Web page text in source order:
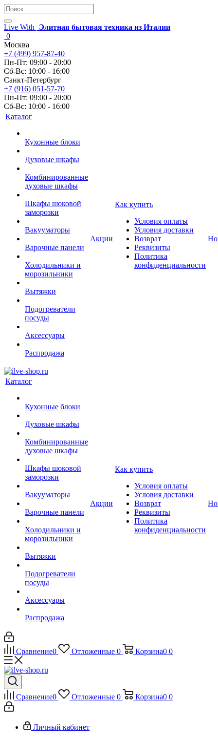
Live With
Элитная бытовая техника из Италии
0
Москва
+7 (499) 957-87-40
Пн-Пт: 09:00 - 20:00
Сб-Вс: 10:00 - 16:00
Санкт-Петербург
+7 (916) 051-57-70
Пн-Пт: 09:00 - 20:00
Сб-Вс: 10:00 - 16:00
Каталог
Кухонные блоки
Духовые шкафы
Комбинированные
духовые шкафы
Шкафы шоковой
заморозки
Вакууматоры
Варочные панели
Холодильники и
морозильники
Вытяжки
Подогреватели
посуды
Аксессуары
Распродажа
Акции
Как купить
Условия оплаты
Условия доставки
Возврат
Реквизиты
Политика
конфиденциальности
Каталог
Кухонные блоки
Духовые шкафы
Комбинированные
духовые шкафы
Шкафы шоковой
заморозки
Вакууматоры
Варочные панели
Холодильники и
морозильники
Вытяжки
Подогреватели
посуды
Аксессуары
Распродажа
Акции
Как купить
Условия оплаты
Условия доставки
Возврат
Реквизиты
Политика
конфиденциальности
Сравнение0 Отложенные 0 Корзина0 0
Сравнение0 Отложенные 0 Корзина0 0
Личный кабинет